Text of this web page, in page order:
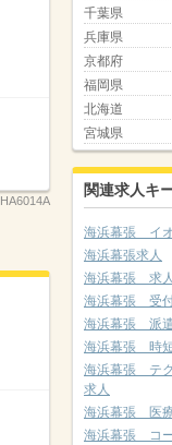
千葉県
兵庫県
京都府
福岡県
北海道
宮城県
関連求人キ
海浜幕張 イ
海浜幕張求人
海浜幕張 求
海浜幕張 受
海浜幕張 派
海浜幕張 時
海浜幕張 テ
求人
海浜幕張 医
海浜幕張 コ